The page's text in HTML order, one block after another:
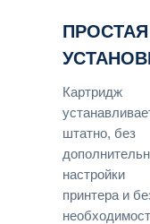
ПРОСТАЯ
Картридж
штатно, без
настройки
принтера и